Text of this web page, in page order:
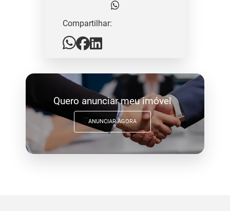
Compartilhar:
Quero anunciar meu imóvel
ANUNCIAR AGORA